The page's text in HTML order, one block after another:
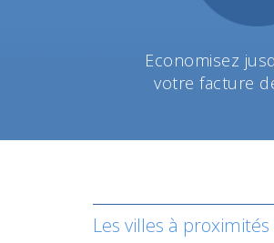
Economisez
votre facture
Les villes à